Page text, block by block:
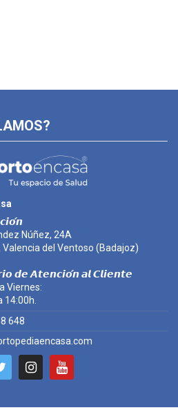
Núñez, 24A
Valencia del Ventoso (Badajoz)
𝙙𝙚 𝘼𝙩𝙚𝙣𝙘𝙞𝙤́𝙣 𝙖𝙡 𝘾𝙡𝙞𝙚𝙣𝙩𝙚
Viernes:
14:00h.
648